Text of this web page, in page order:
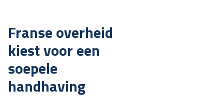
Franse overheid
kiest voor een
soepele
handhaving